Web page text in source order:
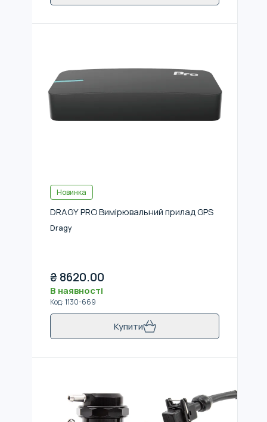
Новинка
DRAGY PRO Вимірювальний прилад GPS
Dragy
₴ 8620.00
В наявності
Код:1130-669
Купити